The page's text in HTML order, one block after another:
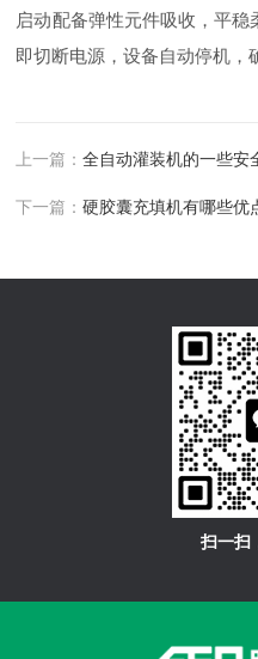
启动配备弹性元件吸收，平
即切断电源，设备自动停机，
上一篇：全自动灌装机的一些安
下一篇：硬胶囊充填机有哪些优
扫一扫